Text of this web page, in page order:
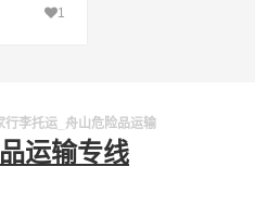
货运专
1
行李托运_舟山危险品运输
运输专线